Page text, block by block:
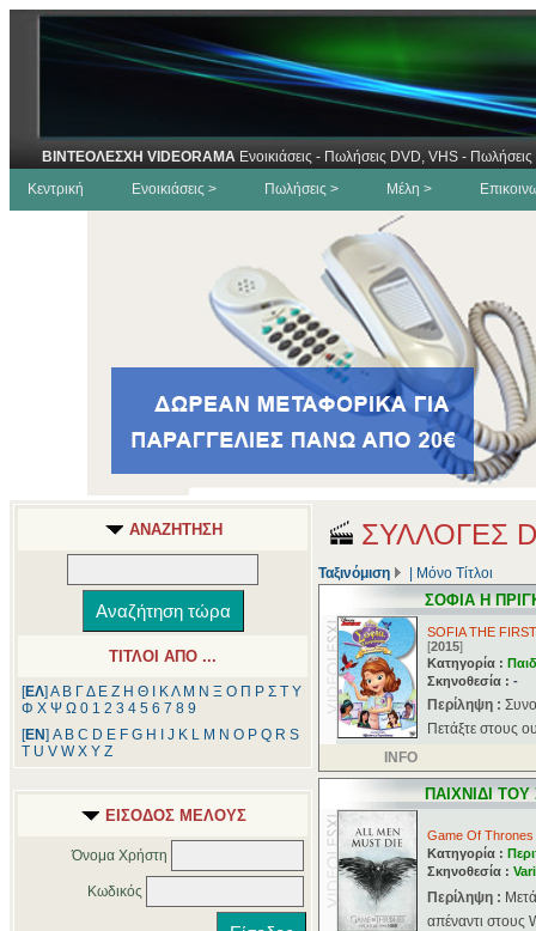
ΒΙΝΤΕΟΛΕΣΧΗ VIDEORAMA Ενοικιάσεις - Πωλήσεις DVD, VHS -
Κεντρική
Ενοικιάσεις > Πωλήσεις > Μέλη >
ΑΝΑΖΗΤΗΣΗ
ΤΙΤΛΟΙ ΑΠΟ ...
[ΕΛ] Α Β ΓΔ Ε Ζ Η Θ ΚΛ Μ Ν Ξ Ο Π Ρ Σ Τ Υ
Φ Χ Ψ Ω 0 1 2 3 4 5 6 7 8 9
[ΕΝ] A B C D E F G H J K L M N O P Q R S
T U V W X Y Z
ΕΙΣΟΔΟΣ ΜΕΛΟΥΣ
Όνομα Χρήστη
Κωδικός
ΣΥΛΛΟΓΕΣ
Ταξινόμιση Μόνο Τίτλοι
ΣΟΦΙΑ Η
SOFIA THE
[2015]
Κατηγορία :
Σκηνοθεσία : -
Περίληψη :
Πετάξτε στους
INFO
ΠΑΙΧΝΙΔΙ
Game Of Thrones
Κατηγορία :
Σκηνοθεσία :
Περίληψη :
απέναντι στους